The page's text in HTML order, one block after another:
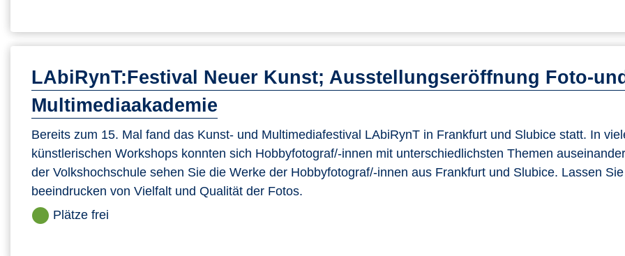
LAbiRynT:Festival Neuer Kunst; Ausstellungseröffnung Foto-und
Multimediaakademie
Bereits zum 15. Mal fand das Kunst- und Multimediafestival LAbiRynT in Frankfurt und Slubice statt. In
künstlerischen Workshops konnten sich Hobbyfotograf/-innen mit unterschiedlichsten Themen
der Volkshochschule sehen Sie die Werke der Hobbyfotograf/-innen aus Frankfurt und Slubice. Lassen
beeindrucken von Vielfalt und Qualität der Fotos.
Plätze frei